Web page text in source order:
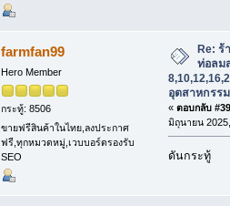
farmfan99
Hero Member
กระทู้: 8506
ขายฟรีสินค้าในไทย,ลงประกาศ
ฟรี,ทุกหมวดหมู่,เวบบอร์ดรองรับ
SEO
Re: ร้
ท่อลม
อุตสาหกรร
« ตอบกลับ
มิถุนายน
ดันกระทู้